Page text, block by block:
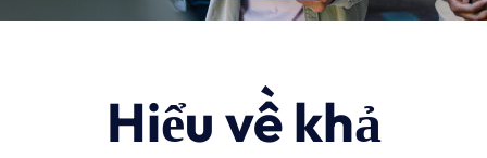
Hiểu về khả